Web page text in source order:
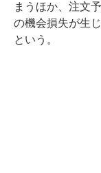
まうほか、注文
の機会損失が生
という。